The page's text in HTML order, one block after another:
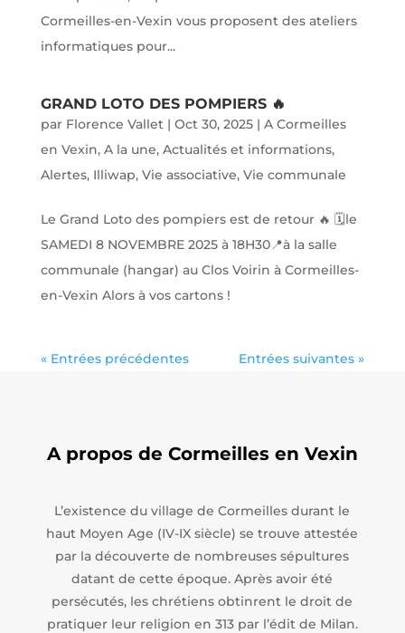
Cormeilles-en-Vexin vous proposent des ateliers
informatiques pour...
GRAND LOTO DES POMPIERS 🔥
par Florence Vallet| Oct 30, 2025| A Cormeilles
en Vexin, A la une, Actualités et informations,
Alertes, Illiwap, Vie associative, Vie communale
Le Grand Loto des pompiers est de retour 🔥 🗓️le
SAMEDI 8 NOVEMBRE 2025 à 18H30📍à la salle
communale (hangar) au Clos Voirin à Cormeilles-
en-Vexin Alors à vos cartons !
« Entrées précédentes Entrées suivantes »
A propos de Cormeilles en Vexin
L’existence du village de Cormeilles durant le
haut Moyen Age (IV-IX siècle) se trouve attestée
par la découverte de nombreuses sépultures
datant de cette époque. Après avoir été
persécutés, les chrétiens obtinrent le droit de
pratiquer leur religion en 313 par l’édit de Milan.